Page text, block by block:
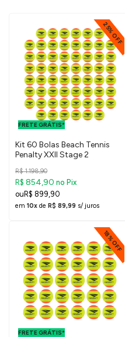
25% OFF
FRETE GRÁTIS*
FRETE GRÁTIS
PARA O DF E
Kit 60 Bolas Beach Tennis
Penalty XXII Stage 2
R$ 1.198,90
R$ 854,90 no Pix
R$ 899,90
em 10x de R$ 89,99 s/ juros
18% OFF
FRETE GRÁTIS*
FRETE GRÁTIS